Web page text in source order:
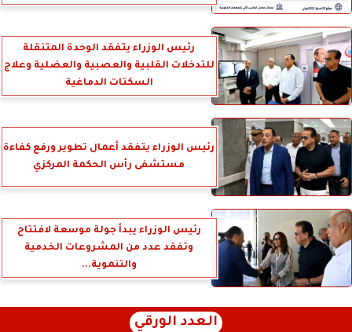
رئيس الوزراء يتفقد الوحدة المتنقلة
للتدخلات القلبية والعصبية والعضلية وعلاج
السكتات الدماغية
رئيس الوزراء يتفقد أعمال تطوير ورفع كفاءة
مستشفى رأس الحكمة المركزي
رئيس الوزراء يبدأ جولة موسعة لافتتاح
وتفقد عدد من المشروعات الخدمية
والتنموية...
العدد الورقي